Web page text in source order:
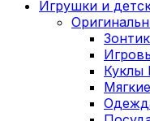
Игрушки и
Куклы